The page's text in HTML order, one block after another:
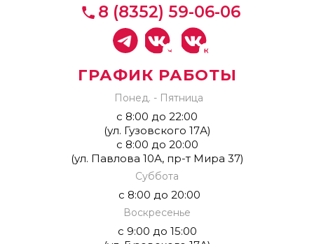
ГРАФИК РАБОТЫ
с 8:00 до 20:00
Суббота
Понед. - Пятница
с 8:00 до 22:00
(ул. Гузовского 17А)
с 8:00 до 20:00
(ул. Павлова 10А, пр-т Мира 37)
Воскресенье
с 9:00 до 15:00
8 (8352) 59-06-06